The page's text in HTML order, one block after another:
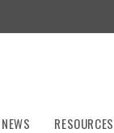
NEWS RESOURCES